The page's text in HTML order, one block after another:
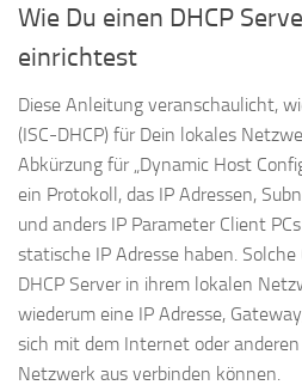
Wie Du einen DHCP
einrichtest
Diese Anleitung veranschaulicht,
(ISC-DHCP) für Dein lokales
Abkürzung für „Dynamic Host
ein Protokoll, das IP Adressen,
und anders IP Parameter Client
statische IP Adresse haben.
DHCP Server in ihrem lokalen
wiederum eine IP Adresse,
sich mit dem Internet oder
Netzwerk aus verbinden können.